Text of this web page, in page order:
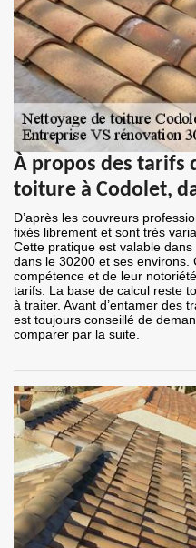
À propos des tarifs
toiture à Codolet,
D’après les couvreurs
fixés librement et sont très
Cette pratique est valable
dans le 30200 et ses environs.
compétence et de leur
tarifs. La base de calcul reste
à traiter. Avant d’entamer des
est toujours conseillé de
comparer par la suite.